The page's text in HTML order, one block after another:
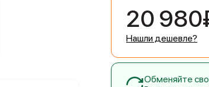
20
Нашли дешевле?
Обменяйте